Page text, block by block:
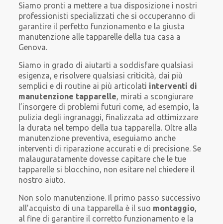
Siamo pronti a mettere a tua disposizione i nostri
professionisti specializzati che si occuperanno di
garantire il perfetto funzionamento e la giusta
manutenzione alle tapparelle della tua casa a
Genova.
Siamo in grado di aiutarti a soddisfare qualsiasi
esigenza, e risolvere qualsiasi criticità, dai più
semplici e di routine ai più articolati interventi di
manutenzione tapparelle, mirati a scongiurare
l’insorgere di problemi futuri come, ad esempio, la
pulizia degli ingranaggi, finalizzata ad ottimizzare
la durata nel tempo della tua tapparella. Oltre alla
manutenzione preventiva, eseguiamo anche
interventi di riparazione accurati e di precisione. Se
malauguratamente dovesse capitare che le tue
tapparelle si blocchino, non esitare nel chiedere il
nostro aiuto.
Non solo manutenzione. Il primo passo successivo
all’acquisto di una tapparella è il suo montaggio,
al fine di garantire il corretto funzionamento e la